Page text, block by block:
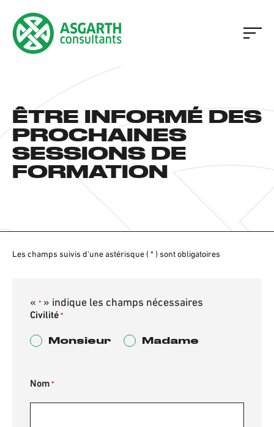
ÊTRE INFORMÉ DES
PROCHAINES
SESSIONS DE
FORMATION
Les champs suivis d'une astérisque ( * ) sont obligatoires
« *» indique les champs nécessaires
Civilité *
Monsieur Madame
Nom *